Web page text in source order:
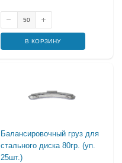
В КОРЗИНУ
Балансировочный груз для
стального диска 80гр. (уп.
25шт.)